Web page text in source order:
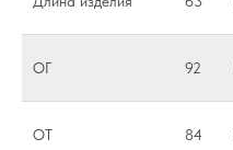
ОГ 92
ОТ 84